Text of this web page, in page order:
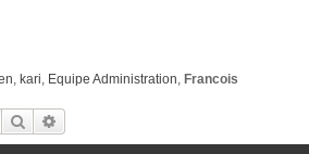
, kari, Equipe Administration, Francois
Rechercher